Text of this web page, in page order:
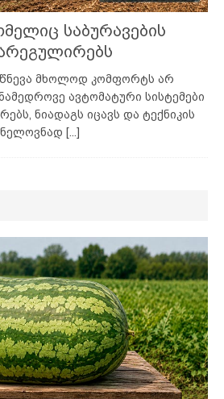
საბურავების
წნევა მხოლოდ კომფორტს არ
ავტომატური სისტემები
ნიადაგს იცავს და ტექნიკის
[...]